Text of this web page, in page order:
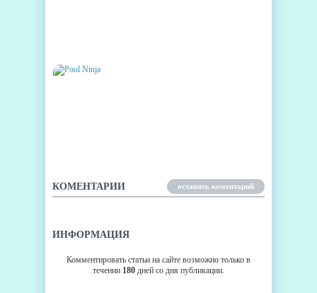
КОМЕНТАРИИ оставить коментарий
ИНФОРМАЦИЯ
Комментировать статьи на сайте возможно только в
течении 180 дней со дня публикации.